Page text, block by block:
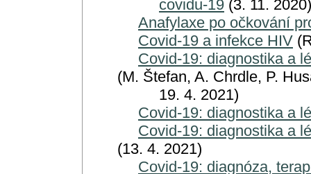
covidu-19 (3. 11. 2020)
Anafylaxe po očkování
Covid-19 a infekce HIV
Covid-19: diagnostika a
(M. Štefan, A. Chrdle, P.
19. 4. 2021)
Covid-19: diagnostika a
Covid-19: diagnostika a
(13. 4. 2021)
Covid-19: diagnóza,